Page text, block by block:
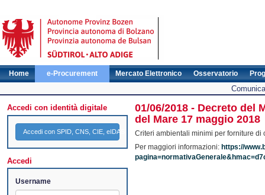
Home e-Procurement Mercato Elettronico Osservatorio
Accedi con identità digitale
Accedi con SPID, CNS, CIE, eIDAS
Accedi
Username
01/06/2018 - Decreto del
del Mare 17 maggio 2018
Criteri ambientali minimi per forniture di
Per maggiori informazioni: https://